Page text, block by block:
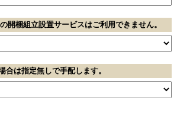
梱組立設置サービスはご利用できません。
合は指定無しで手配します。